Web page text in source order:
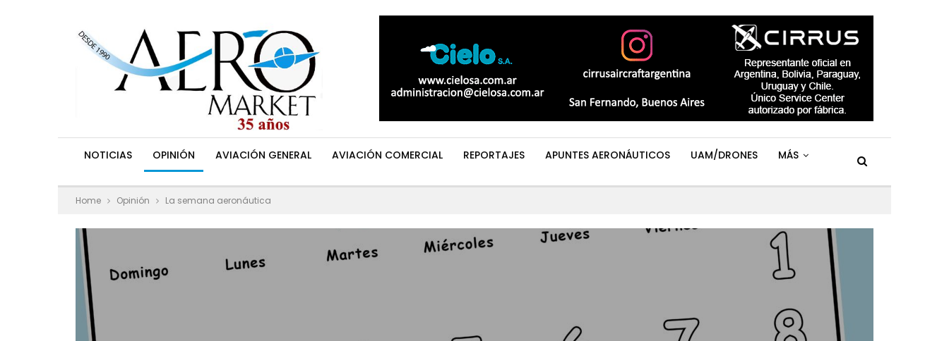
NOTICIAS OPINIÓN AVIACIÓN GENERAL AVIACIÓN COMERCIAL REPORTAJES APUNTES AERONÁUTICOS UAM/DRONES MÁS
Home Opinión La semana aeronáutica